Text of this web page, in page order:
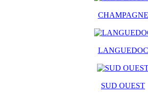
CHAMPAGNE
LANGUEDOC
SUD OUEST